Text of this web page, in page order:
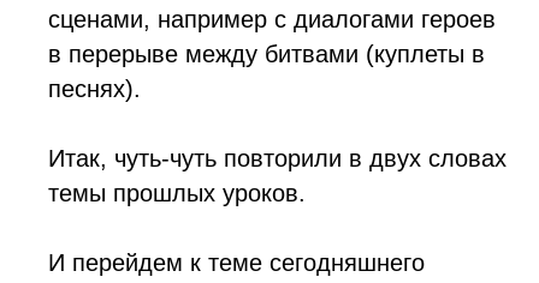
сценами, например с диалогами героев
в перерыве между битвами (куплеты в
песнях).
Итак, чуть-чуть повторили в двух словах
темы прошлых уроков.
И перейдем к теме сегодняшнего